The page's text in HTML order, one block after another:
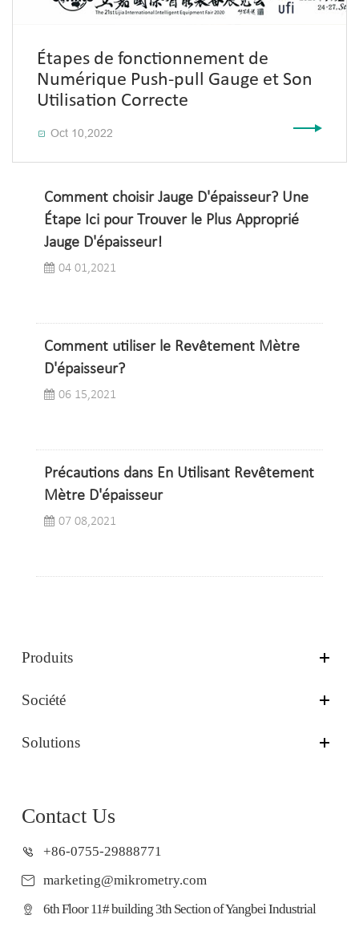
Étapes de fonctionnement de
Numérique Push-pull Gauge et Son
Utilisation Correcte
 Oct 10,2022
Comment choisir Jauge D'épaisseur? Une
Étape Ici pour Trouver le Plus Approprié
Jauge D'épaisseur!
04 01,2021
Comment utiliser le Revêtement Mètre
D'épaisseur?
06 15,2021
Précautions dans En Utilisant Revêtement
Mètre D'épaisseur
07 08,2021
Produits
Société
Solutions
Contact Us
+86-0755-29888771
marketing@mikrometry.com
6th Floor 11# building 3th Section of Yangbei Industrial